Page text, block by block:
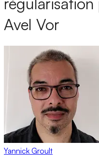
Avel Vor
Yannick Groult